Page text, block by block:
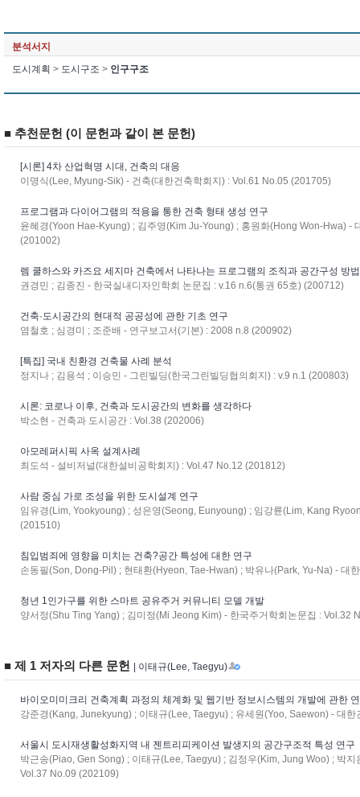
분석서지
도시계획 > 도시구조 > 인구구조
■ 추천문헌 (이 문헌과 같이 본 문헌)
[시론] 4차 산업혁명 시대, 건축의 대응
이명식(Lee, Myung-Sik) - 건축(대한건축학회지) : Vol.61 No.05 (201705)
프로그램과 다이어그램의 적용을 통한 건축 형태 생성 연구
윤혜경(Yoon Hae-Kyung) ; 김주영(Kim Ju-Young) ; 홍원화(Hong Won-Hwa) -
(201002)
렘 쿨하스와 카즈요 세지마 건축에서 나타나는 프로그램의 조직과 공간구성 방
권경민 ; 김종진 - 한국실내디자인학회 논문집 : v.16 n.6(통권 65호) (200712)
건축·도시공간의 현대적 공공성에 관한 기초 연구
염철호 ; 심경미 ; 조준배 - 연구보고서(기본) : 2008 n.8 (200902)
[특집] 국내 친환경 건축물 사례 분석
정지나 ; 김용석 ; 이승민 - 그린빌딩(한국그린빌딩협의회지) : v.9 n.1 (200803)
시론: 코로나 이후, 건축과 도시공간의 변화를 생각하다
박소현 - 건축과 도시공간 : Vol.38 (202006)
아모레퍼시픽 사옥 설계사례
최도석 - 설비저널(대한설비공학회지) : Vol.47 No.12 (201812)
사람 중심 가로 조성을 위한 도시설계 연구
임유경(Lim, Yookyoung) ; 성은영(Seong, Eunyoung) ; 임강륜(Lim, Kang
(201510)
침입범죄에 영향을 미치는 건축?공간 특성에 대한 연구
손동필(Son, Dong-Pil) ; 현태환(Hyeon, Tae-Hwan) ; 박유나(Park, Yu-Na) - 대
청년 1인가구를 위한 스마트 공유주거 커뮤니티 모델 개발
양서정(Shu Ting Yang) ; 김미정(Mi Jeong Kim) - 한국주거학회논문집 : Vol.32
■ 제 1 저자의 다른 문헌 | 이태규(Lee, Taegyu)
바이오미미크리 건축계획 과정의 체계화 및 웹기반 정보시스템의 개발에 관한
강준경(Kang, Junekyung) ; 이태규(Lee, Taegyu) ; 유세원(Yoo, Saewon) - 대
서울시 도시재생활성화지역 내 젠트리피케이션 발생지의 공간구조적 특성 연구
박근송(Piao, Gen Song) ; 이태규(Lee, Taegyu) ; 김정우(Kim, Jung Woo) ; 박
Vol.37 No.09 (202109)